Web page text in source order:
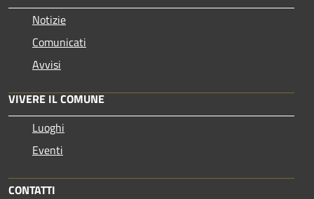
Notizie
Comunicati
Avvisi
VIVERE IL COMUNE
Luoghi
Eventi
CONTATTI